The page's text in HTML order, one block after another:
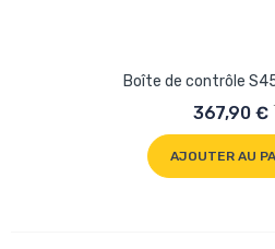
Boîte de contrôle
367,90 €
AJOUTER AU